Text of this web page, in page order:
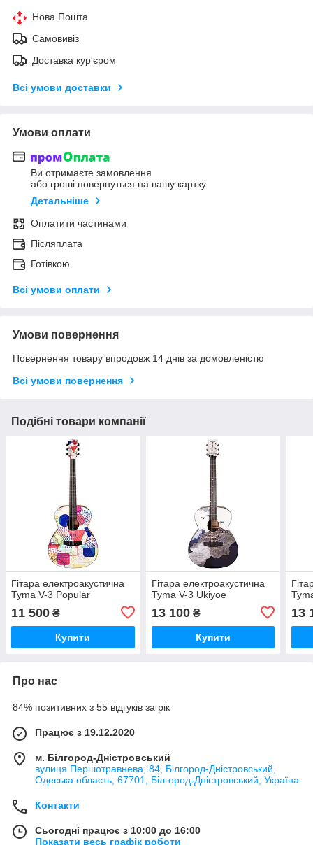
Нова Пошта
Самовивіз
Доставка кур'єром
Всі умови доставки
Умови оплати
Ви отримаєте замовлення
або гроші повернуться на вашу картку
Детальніше
Оплатити частинами
Післяплата
Готівкою
Всі умови оплати
Умови повернення
Повернення товару впродовж 14 днів за домовленістю
Всі умови повернення
Подібні товари компанії
Гітара електроакустична
Tyma V-3 Popular
11 500 ₴
Купити
Гітара електроакустична
Tyma V-3 Ukiyoe
13 100₴
Купити
13
Про нас
84% позитивних з 55 відгуків за рік
Працює з 19.12.2020
м. Білгород-Дністровський
вулиця Першотравнева, 84, Білгород-Дністровський,
Одеська область, 67701, Білгород-Дністровський, Україна
Контакти
Сьогодні працює з 10:00 до 16:00
Показати весь графік роботи